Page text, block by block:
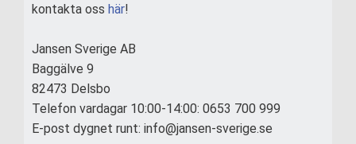
kontakta oss här!
Jansen Sverige AB
Baggälve 9
82473 Delsbo
Telefon vardagar 10:00-14:00: 0653 700 999
E-post dygnet runt: info@jansen-sverige.se